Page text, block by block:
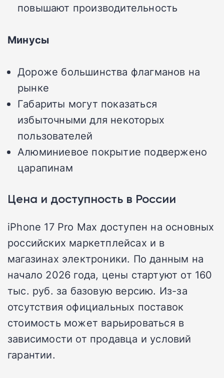
повышают производительность
Минусы
Дороже большинства флагманов на
рынке
Габариты могут показаться
избыточными для некоторых
пользователей
Алюминиевое покрытие подвержено
царапинам
Цена и доступность в России
iPhone 17 Pro Max доступен на основных
российских маркетплейсах и в
магазинах электроники. По данным на
начало 2026 года, цены стартуют от 160
тыс. руб. за базовую версию. Из-за
отсутствия официальных поставок
стоимость может варьироваться в
зависимости от продавца и условий
гарантии.